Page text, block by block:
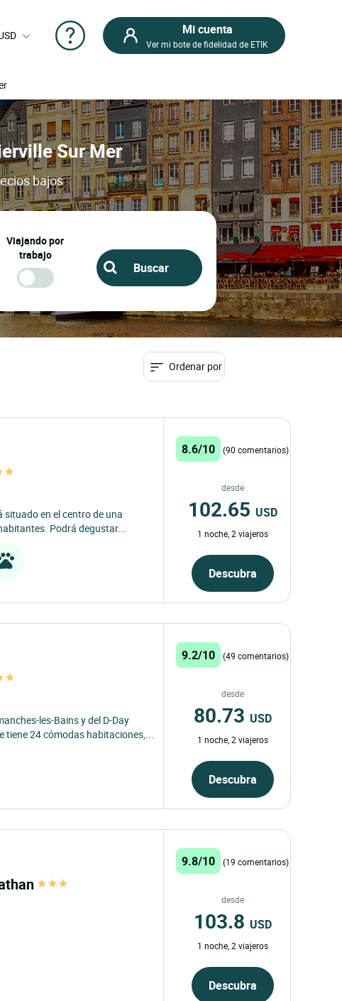
Mi cuenta
Ver mi bote de fidelidad de ETIK
Sur Mer
bajos
Viajando por
trabajo
Ordenar por
en el centro de una
Podrá degustar...
8.6/10 (90 comentarios)
desde
102.65 USD
1 noche, 2 viajeros
Descubra
les-Bains y del D-Day
tiene 24 cómodas habitaciones,...
9.2/10 (49 comentarios)
desde
80.73 USD
1 noche, 2 viajeros
Descubra
9.8/10 (19 comentarios)
desde
103.8 USD
1 noche, 2 viajeros
Descubra